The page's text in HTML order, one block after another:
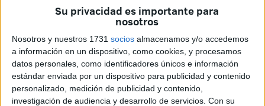
Su privacidad es importante para
nosotros
Nosotros y nuestros 1731 socios almacenamos y/o accedemos
a información en un dispositivo, como cookies, y procesamos
datos personales, como identificadores únicos e información
estándar enviada por un dispositivo para publicidad y contenido
personalizado, medición de publicidad y contenido,
investigación de audiencia y desarrollo de servicios. Con su
El Defensor del Pueblo ha vuelto a insistir en la necesidad
de que las madres que estánpresaspuedan disponer de
instalaciones adecuadas para cumplir condena con sus
hijos menores de tres años. Ha dictado una
recomendación para lascárceles de Ceuta,Melillay
Canarias en las que esta medida no se atiende.